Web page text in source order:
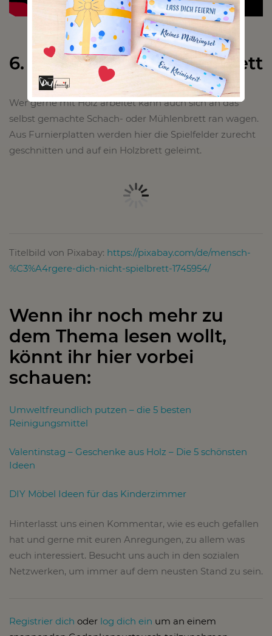
6. Schach- und Mühlenbrett
Wer gerne mit Holz arbeitet kann auch sich an das
selbst gemachte Schach- oder Mühlenbrett ran wagen.
Aus Furnierplatten werden hier die Spielfelder zurecht
geschnitten und auf ein Holzbrett geleimt.
Titelbild von Pixabay: https://pixabay.com/de/mensch-
%C3%A4rgere-dich-nicht-spielbrett-1745954/
Wenn ihr noch mehr zu
dem Thema lesen wollt,
könnt ihr hier vorbei
schauen:
Umweltfreundlich putzen – die 5 besten
Reinigungsmittel
Valentinstag – Geschenke aus Holz – Die 5 schönsten
Ideen
DIY Möbel Ideen für das Kinderzimmer
Hinterlasst uns einen Kommentar, wie es euch gefallen
hat und gerne mit euren Anregungen, zu allem was
euch interessiert. Besucht uns auch in den sozialen
Netzwerken, um immer auf dem neusten Stand zu sein.
Registrier dich oder log dich ein um an einem